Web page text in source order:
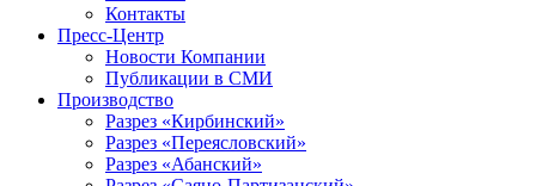
Контакты
Пресс-Центр
Новости Компании
Публикации в СМИ
Производство
Разрез «Кирбинский»
Разрез «Переясловский»
Разрез «Абанский»